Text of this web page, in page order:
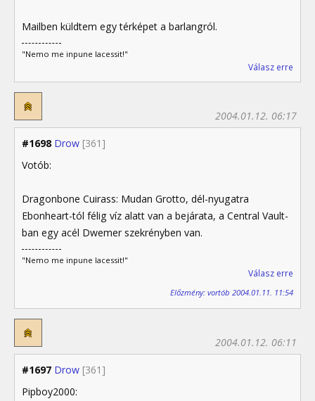
Mailben küldtem egy térképet a barlangról.
"Nemo me inpune lacessit!"
Válasz erre
#1698 Drow [361]
2004.01.12. 06:17
Votób:
Dragonbone Cuirass: Mudan Grotto, dél-nyugatra
Ebonheart-tól félig víz alatt van a bejárata, a Central Vault-
ban egy acél Dwemer szekrényben van.
"Nemo me inpune lacessit!"
Válasz erre
Előzmény: vortób 2004.01.11. 11:54
#1697 Drow [361]
2004.01.12. 06:11
Pipboy2000: